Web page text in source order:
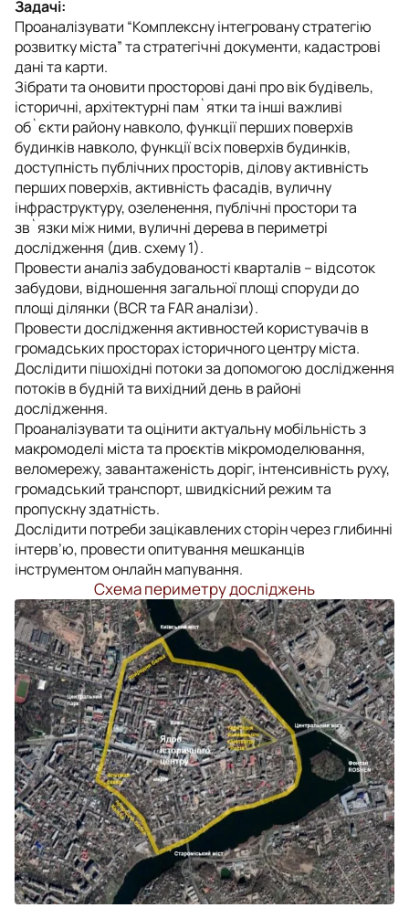
Задачі:
Проаналізувати “Комплексну інтегровану стратегію
розвитку міста” та стратегічні документи, кадастрові
дані та карти.
Зібрати та оновити просторові дані про вік будівель,
історичні, архітектурні пам`ятки та інші важливі
об`єкти району навколо, функції перших поверхів
будинків навколо, функції всіх поверхів будинків,
доступність публічних просторів, ділову активність
перших поверхів, активність фасадів, вуличну
інфраструктуру, озеленення, публічні простори та
зв`язки між ними, вуличні дерева в периметрі
дослідження (див. схему 1).
Провести аналіз забудованості кварталів – відсоток
забудови, відношення загальної площі споруди до
площі ділянки (BCR та FAR аналізи).
Провести дослідження активностей користувачів в
громадських просторах історичного центру міста.
Дослідити пішохідні потоки за допомогою дослідження
потоків в будній та вихідний день в районі
дослідження.
Проаналізувати та оцінити актуальну мобільність з
макромоделі міста та проєктів мікромоделювання,
веломережу, завантаженість доріг, інтенсивність руху,
громадський транспорт, швидкісний режим та
пропускну здатність.
Дослідити потреби зацікавлених сторін через глибинні
інтерв’ю, провести опитування мешканців
інструментом онлайн мапування.
Схема периметру досліджень